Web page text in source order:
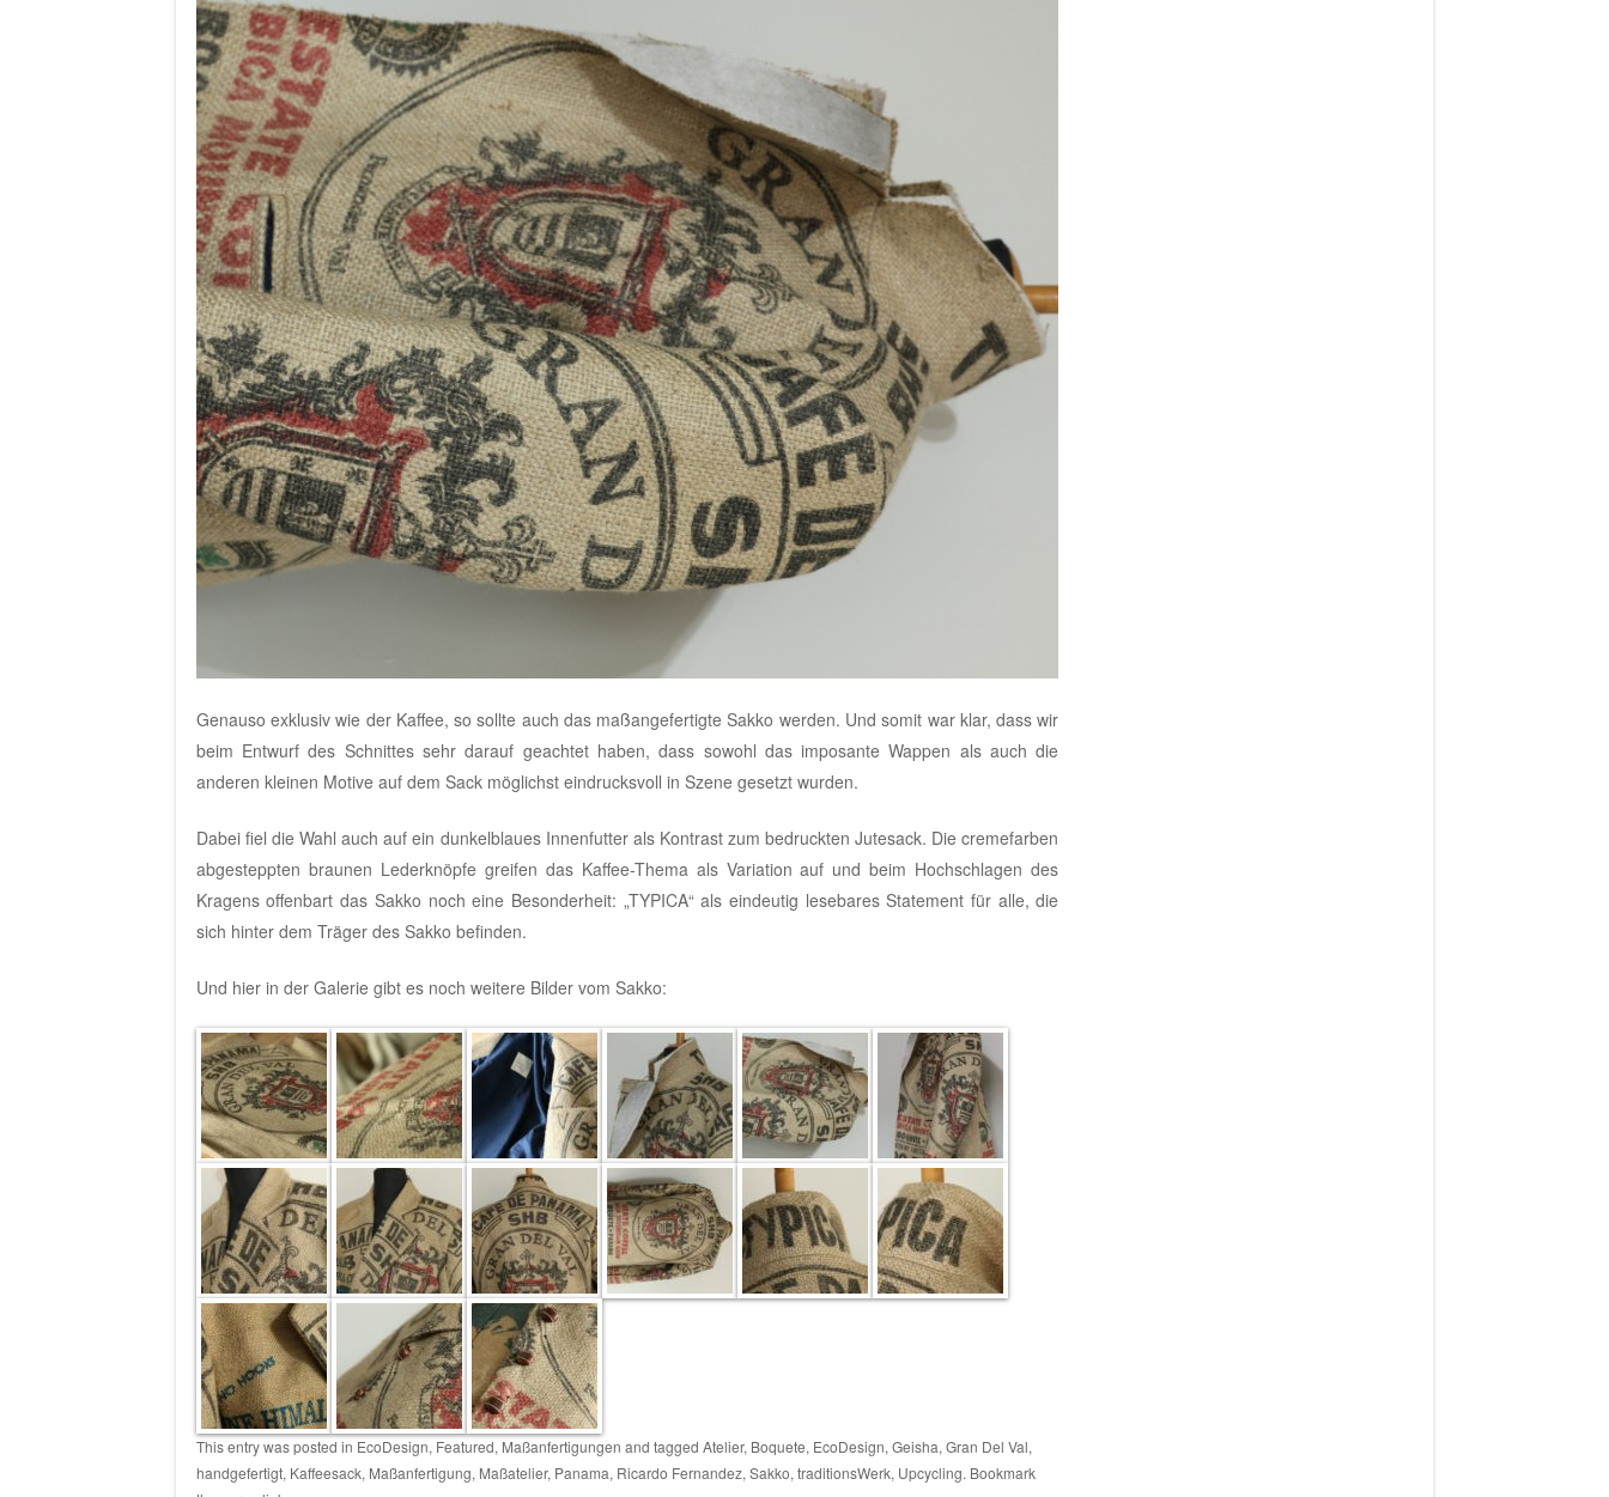
Genauso exklusiv wie der Kaffee, so sollte auch das maßangefertigte Sakko werden. Und somit war klar, dass wir
beim Entwurf des Schnittes sehr darauf geachtet haben, dass sowohl das imposante Wappen als auch die
anderen kleinen Motive auf dem Sack möglichst eindrucksvoll in Szene gesetzt wurden.
Dabei fiel die Wahl auch auf ein dunkelblaues Innenfutter als Kontrast zum bedruckten Jutesack. Die cremefarben
abgesteppten braunen Lederknöpfe greifen das Kaffee-Thema als Variation auf und beim Hochschlagen des
Kragens offenbart das Sakko noch eine Besonderheit: „TYPICA“ als eindeutig lesebares Statement für alle, die
sich hinter dem Träger des Sakko befinden.
Und hier in der Galerie gibt es noch weitere Bilder vom Sakko:
This entry was posted in EcoDesign, Featured, Maßanfertigungen and tagged Atelier, Boquete, EcoDesign, Geisha, Gran Del Val,
handgefertigt, Kaffeesack, Maßanfertigung, Maßatelier, Panama, Ricardo Fernandez, Sakko, traditionsWerk, Upcycling. Bookmark